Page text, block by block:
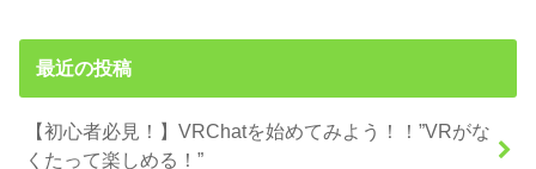
最近の投稿
【初心者必見！】VRChatを始めてみよう！！”VRがな
くたって楽しめる！”